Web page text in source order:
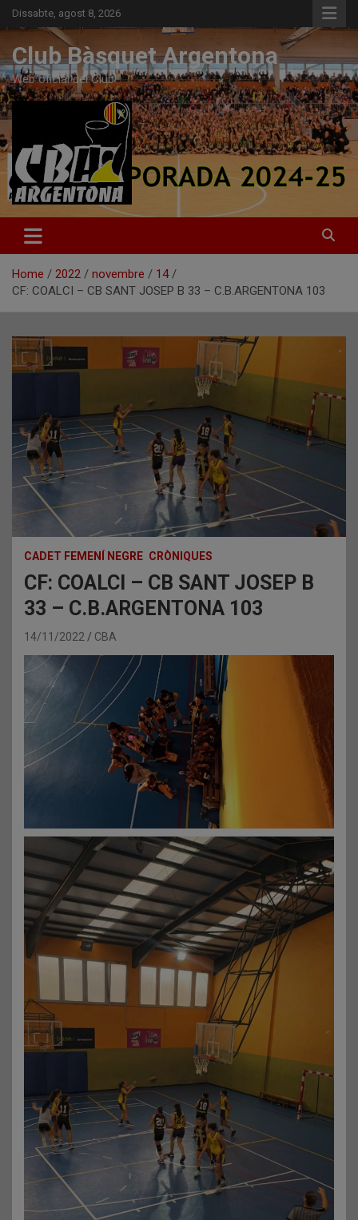
Skip
to
Dissabte, agost 8, 2026
Club Bàsquet Argentona
Web oficial del Club
Home 2022 novembre
14
CF: COALCI – CB SANT JOSEP B 33 – C.B.ARGENTONA 103
CADET FEMENÍ NEGRE CRÒNIQUES
CF: COALCI – CB SANT JOSEP B
33 – C.B.ARGENTONA 103
14/11/2022 CBA